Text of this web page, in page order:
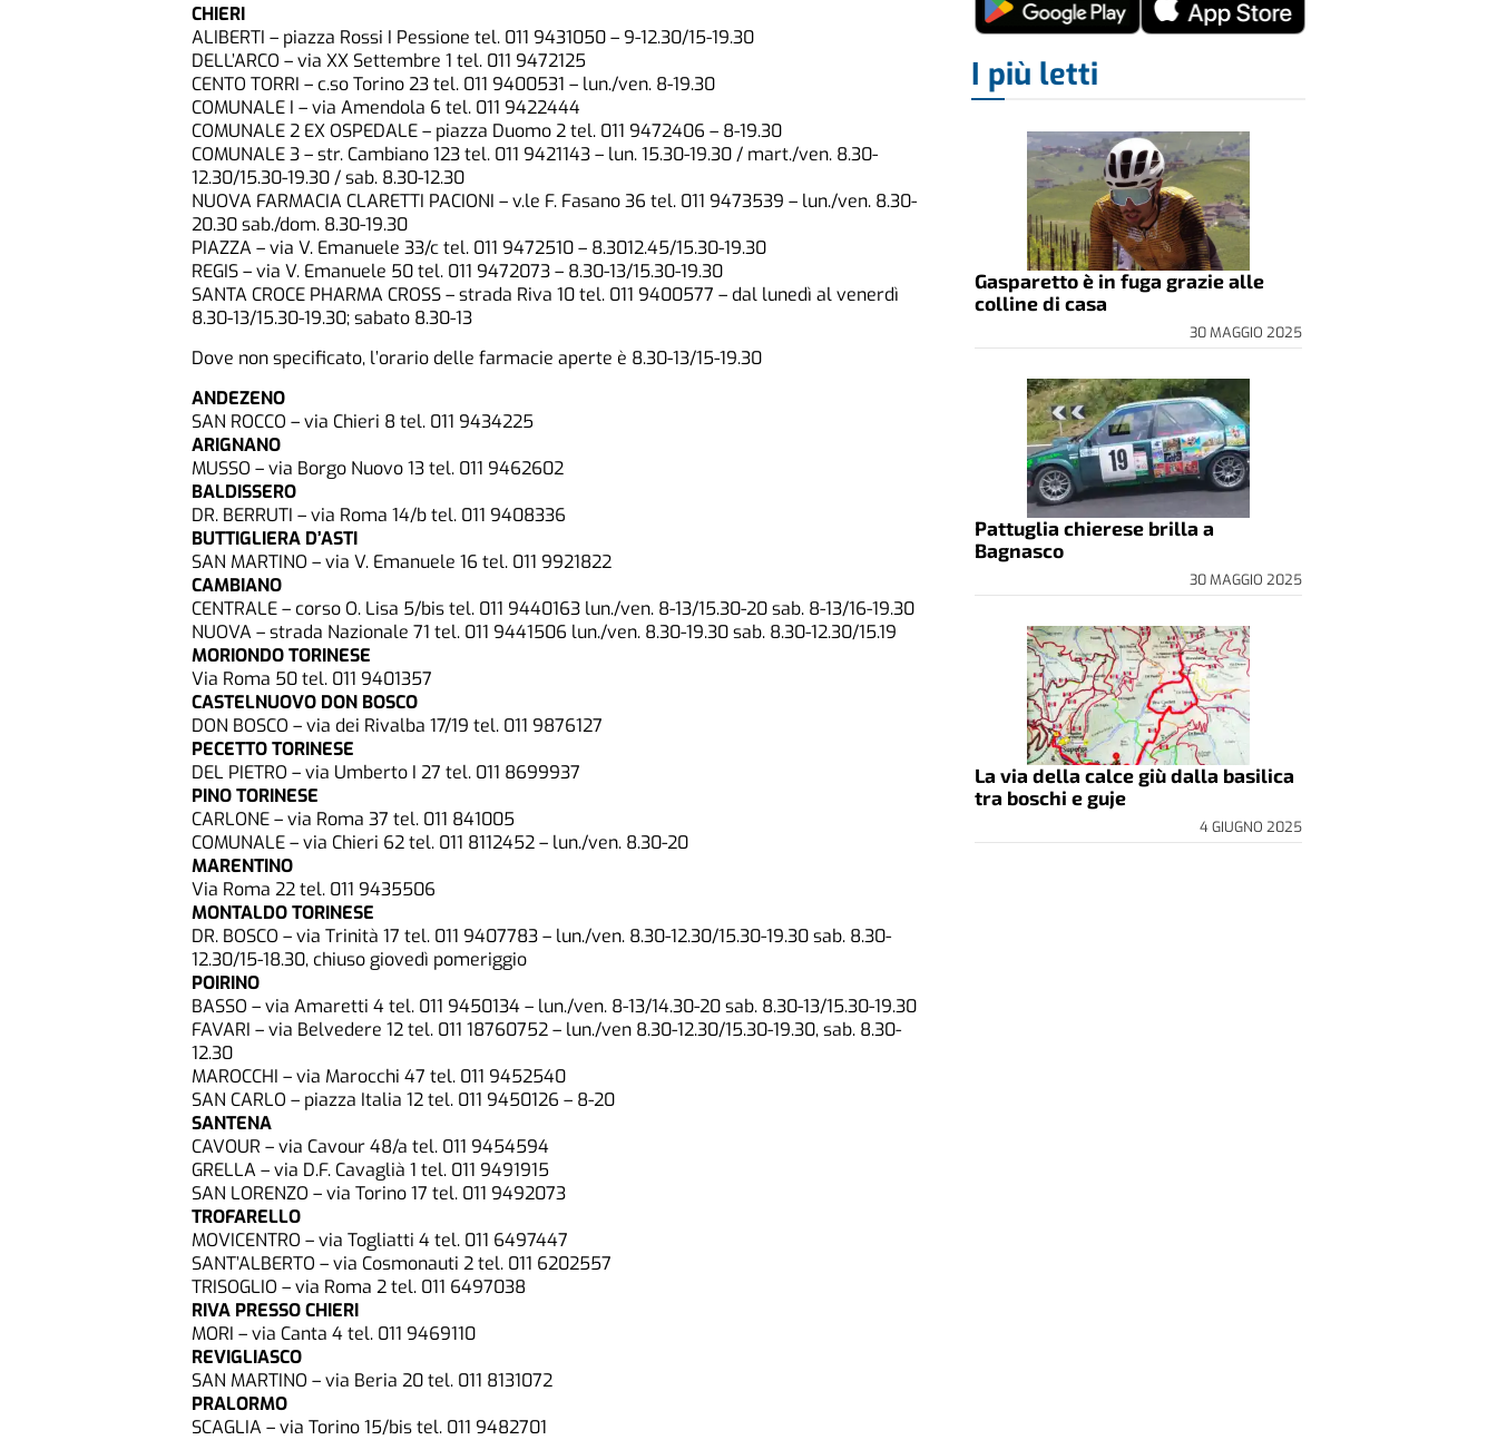
CHIERI
ALIBERTI – piazza Rossi I Pessione tel. 011 9431050 – 9-12.30/15-19.30
DELL’ARCO – via XX Settembre 1 tel. 011 9472125
CENTO TORRI – c.so Torino 23 tel. 011 9400531 – lun./ven. 8-19.30
COMUNALE I – via Amendola 6 tel. 011 9422444
COMUNALE 2 EX OSPEDALE – piazza Duomo 2 tel. 011 9472406 – 8-19.30
COMUNALE 3 – str. Cambiano 123 tel. 011 9421143 – lun. 15.30-19.30 / mart./ven. 8.30-
12.30/15.30-19.30 / sab. 8.30-12.30
NUOVA FARMACIA CLARETTI PACIONI – v.le F. Fasano 36 tel. 011 9473539 – lun./ven. 8.30-
20.30 sab./dom. 8.30-19.30
PIAZZA – via V. Emanuele 33/c tel. 011 9472510 – 8.3012.45/15.30-19.30
REGIS – via V. Emanuele 50 tel. 011 9472073 – 8.30-13/15.30-19.30
SANTA CROCE PHARMA CROSS – strada Riva 10 tel. 011 9400577 – dal lunedì al venerdì
8.30-13/15.30-19.30; sabato 8.30-13
Dove non specificato, l’orario delle farmacie aperte è 8.30-13/15-19.30
ANDEZENO
SAN ROCCO – via Chieri 8 tel. 011 9434225
ARIGNANO
MUSSO – via Borgo Nuovo 13 tel. 011 9462602
BALDISSERO
DR. BERRUTI – via Roma 14/b tel. 011 9408336
BUTTIGLIERA D’ASTI
SAN MARTINO – via V. Emanuele 16 tel. 011 9921822
CAMBIANO
CENTRALE – corso O. Lisa 5/bis tel. 011 9440163 lun./ven. 8-13/15.30-20 sab. 8-13/16-19.30
NUOVA – strada Nazionale 71 tel. 011 9441506 lun./ven. 8.30-19.30 sab. 8.30-12.30/15.19
MORIONDO TORINESE
Via Roma 50 tel. 011 9401357
CASTELNUOVO DON BOSCO
DON BOSCO – via dei Rivalba 17/19 tel. 011 9876127
PECETTO TORINESE
DEL PIETRO – via Umberto I 27 tel. 011 8699937
PINO TORINESE
CARLONE – via Roma 37 tel. 011 841005
COMUNALE – via Chieri 62 tel. 011 8112452 – lun./ven. 8.30-20
MARENTINO
Via Roma 22 tel. 011 9435506
MONTALDO TORINESE
DR. BOSCO – via Trinità 17 tel. 011 9407783 – lun./ven. 8.30-12.30/15.30-19.30 sab. 8.30-
12.30/15-18.30, chiuso giovedì pomeriggio
POIRINO
BASSO – via Amaretti 4 tel. 011 9450134 – lun./ven. 8-13/14.30-20 sab. 8.30-13/15.30-19.30
FAVARI – via Belvedere 12 tel. 011 18760752 – lun./ven 8.30-12.30/15.30-19.30, sab. 8.30-
12.30
MAROCCHI – via Marocchi 47 tel. 011 9452540
SAN CARLO – piazza Italia 12 tel. 011 9450126 – 8-20
SANTENA
CAVOUR – via Cavour 48/a tel. 011 9454594
GRELLA – via D.F. Cavaglià 1 tel. 011 9491915
SAN LORENZO – via Torino 17 tel. 011 9492073
TROFARELLO
MOVICENTRO – via Togliatti 4 tel. 011 6497447
SANT’ALBERTO – via Cosmonauti 2 tel. 011 6202557
TRISOGLIO – via Roma 2 tel. 011 6497038
RIVA PRESSO CHIERI
MORI – via Canta 4 tel. 011 9469110
REVIGLIASCO
SAN MARTINO – via Beria 20 tel. 011 8131072
PRALORMO
SCAGLIA – via Torino 15/bis tel. 011 9482701
I più letti
Gasparetto è in fuga grazie alle
colline di casa
30 MAGGIO 2025
Pattuglia chierese brilla a
Bagnasco
30 MAGGIO 2025
La via della calce giù dalla basilica
tra boschi e guje
4 GIUGNO 2025